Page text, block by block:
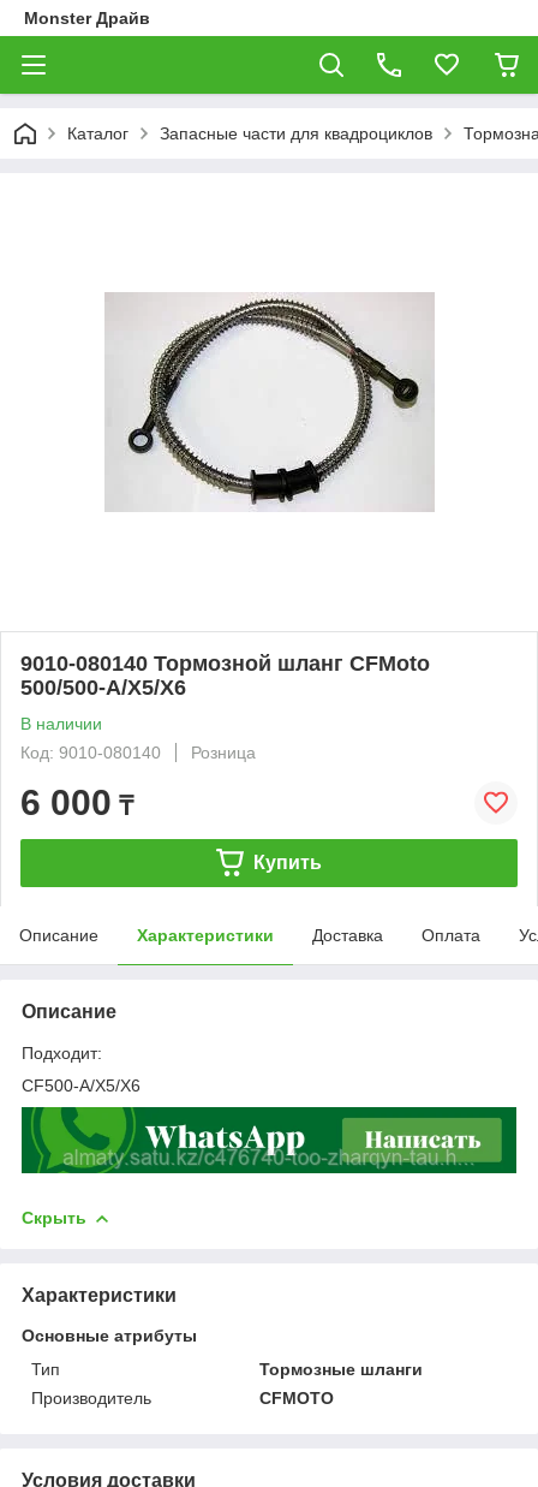
Monster Драйв
Каталог Запасные части для квадроциклов
9010-080140 Тормозной шланг CFMoto
500/500-A/X5/X6
В наличии
Код: 9010-080140
Розница
6 000 ₸
Купить
Описание Характеристики Доставка Оплата
Описание
Подходит:
CF500-A/X5/X6
Скрыть
Характеристики
Основные атрибуты
Тип
Тормозные шланги
Производитель
CFMOTO
Условия доставки